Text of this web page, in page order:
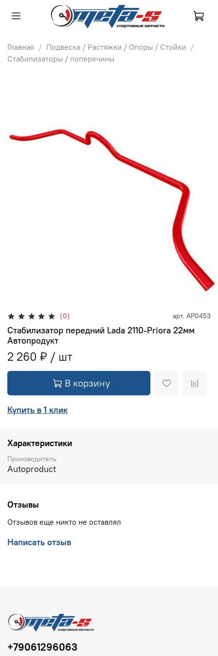
Главная
Подвеска / Растяжки / Опоры / Стойки
Стабилизаторы / поперечины
(0) арт. АР0453
Стабилизатор передний Lada 2110-Priora 22мм
Автопродукт
2 260 ₽
В корзину
Купить в 1 клик
Характеристики
Производитель
Autoproduct
Отзывы
Отзывов еще никто не оставлял
Написать отзыв
+79061296063